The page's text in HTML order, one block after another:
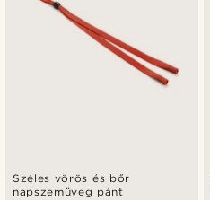
Széles vörös és bőr
napszemüveg pánt